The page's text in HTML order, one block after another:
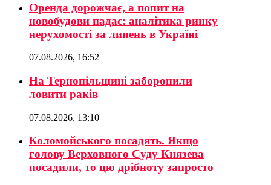
Оренда дорожчає, а попит на
новобудови падає: аналітика ринку
нерухомості за липень в Україні
07.08.2026, 16:52
На Тернопільщині заборонили
ловити раків
07.08.2026, 13:10
Коломойського посадять. Якщо
голову Верховного Суду Князева
посадили, то цю дрібноту запросто